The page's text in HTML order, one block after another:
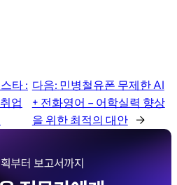
타 :
업
다음: 민병철유폰 무제한 AI
+ 전화영어 – 어학실력 향상
을 위한 최적의 대안
→